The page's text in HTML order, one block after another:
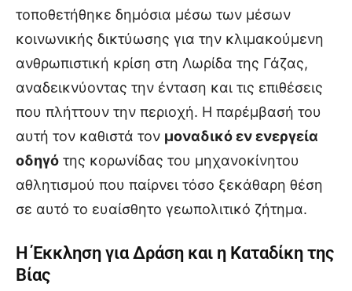
τοποθετήθηκε δημόσια μέσω των μέσων
κοινωνικής δικτύωσης για την κλιμακούμενη
ανθρωπιστική κρίση στη Λωρίδα της Γάζας,
αναδεικνύοντας την ένταση και τις επιθέσεις
που πλήττουν την περιοχή. Η παρέμβασή του
αυτή τον καθιστά τον μοναδικό εν ενεργεία
οδηγό της κορωνίδας του μηχανοκίνητου
αθλητισμού που παίρνει τόσο ξεκάθαρη θέση
σε αυτό το ευαίσθητο γεωπολιτικό ζήτημα.
Η Έκκληση για Δράση και η Καταδίκη της
Βίας